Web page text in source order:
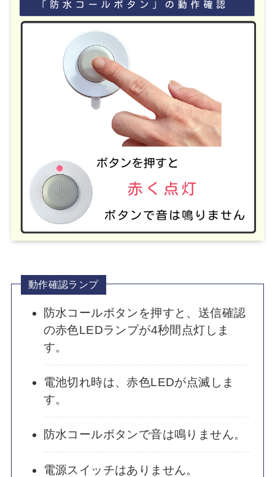
動作確認ランプ
防水コールボタンを押すと、送信確認
の赤色LEDランプが4秒間点灯しま
す。
電池切れ時は、赤色LEDが点滅しま
す。
防水コールボタンで音は鳴りません。
電源スイッチはありません。